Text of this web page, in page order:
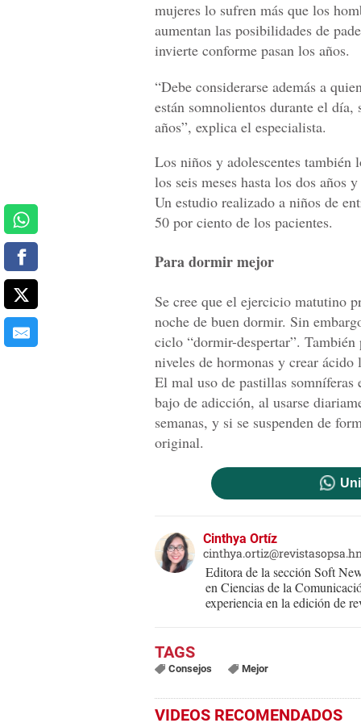
mujeres lo sufren más que los
aumentan las posibilidades de
invierte conforme pasan los años.
“Debe considerarse además a
están somnolientos durante el día,
años”, explica el especialista.
Los niños y adolescentes también
los seis meses hasta los dos años
Un estudio realizado a niños de
50 por ciento de los pacientes.
Para dormir mejor
Se cree que el ejercicio matutino
noche de buen dormir. Sin
ciclo “dormir-despertar”.
niveles de hormonas y crear ácido
El mal uso de pastillas
bajo de adicción, al usarse
semanas, y si se suspenden de
original.
Cinthya Ortíz
Editora de la sección Soft
en Ciencias de la
experiencia en la edición de
Consejos Mejor
VIDEOS RECOMENDADOS